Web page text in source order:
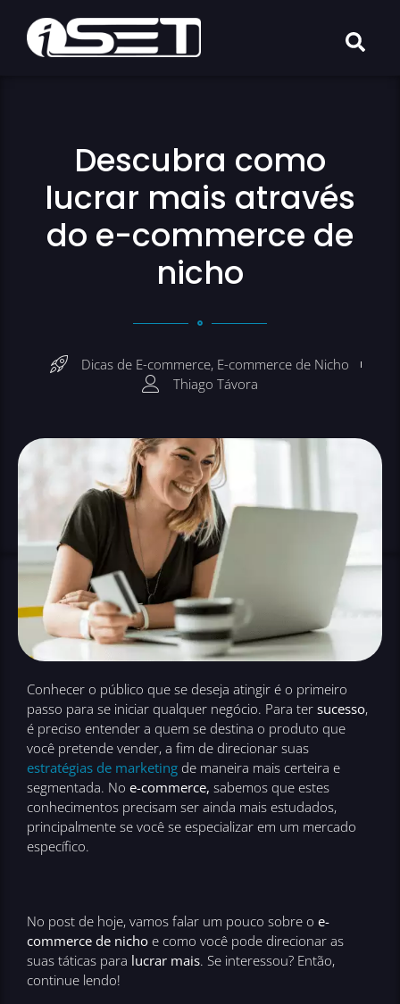
Descubra como
lucrar mais através
do e-commerce de
nicho
Dicas de E-commerce, E-commerce de Nicho
Thiago Távora
Conhecer o público que se deseja atingir é o primeiro
passo para se iniciar qualquer negócio. Para ter sucesso,
é preciso entender a quem se destina o produto que
você pretende vender, a fim de direcionar suas
estratégias de marketing de maneira mais certeira e
segmentada. No e-commerce, sabemos que estes
conhecimentos precisam ser ainda mais estudados,
principalmente se você se especializar em um mercado
específico.
No post de hoje, vamos falar um pouco sobre o e-
commerce de nicho e como você pode direcionar as
suas táticas para lucrar mais. Se interessou? Então,
continue lendo!